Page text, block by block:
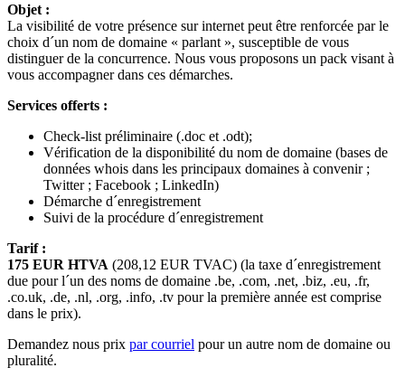
Objet :
La visibilité de votre présence sur internet peut être renforcée par le
choix d´un nom de domaine « parlant », susceptible de vous
distinguer de la concurrence. Nous vous proposons un pack visant à
vous accompagner dans ces démarches.
Services offerts :
Check-list préliminaire (.doc et .odt);
Vérification de la disponibilité du nom de domaine (bases de
données whois dans les principaux domaines à convenir ;
Twitter ; Facebook ; LinkedIn)
Démarche d´enregistrement
Suivi de la procédure d´enregistrement
Tarif :
175 EUR HTVA (208,12 EUR TVAC) (la taxe d´enregistrement
due pour l´un des noms de domaine .be, .com, .net, .biz, .eu, .fr,
.co.uk, .de, .nl, .org, .info, .tv pour la première année est comprise
dans le prix).
Demandez nous prix par courriel pour un autre nom de domaine ou
pluralité.